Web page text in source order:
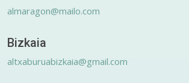
almaragon@mailo.com
Bizkaia
altxaburuabizkaia@gmail.com